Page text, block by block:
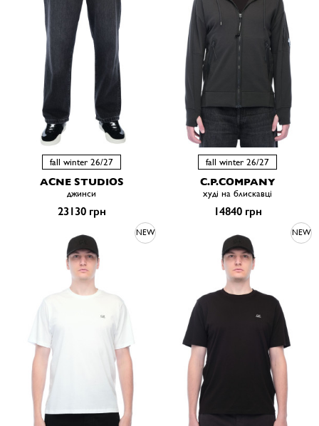
fall winter 26/27
ACNE STUDIOS
джинси
23130 грн
fall winter 26/27
C.P.COMPANY
худі на блискавці
14840 грн
NEW NEW